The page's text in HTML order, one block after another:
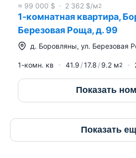
≈ 99 000 $ 2 362 $/м2
1-комнатная квартира,
Березовая Роща, д. 99
д. Боровляны, ул. Березовая
1-комн. кв 41.9 17.8 9.2 м2
Показать
Показать